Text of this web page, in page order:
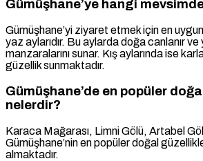
Gümüşhane’ye hangi
Gümüşhane’yi ziyaret etmek için en
yaz aylarıdır. Bu aylarda doğa canlanır
manzaralarını sunar. Kış aylarında ise
güzellik sunmaktadır.
Gümüşhane’de en popüler
nelerdir?
Karaca Mağarası, Limni Gölü, Artabel
Gümüşhane’nin en popüler doğal
almaktadır.